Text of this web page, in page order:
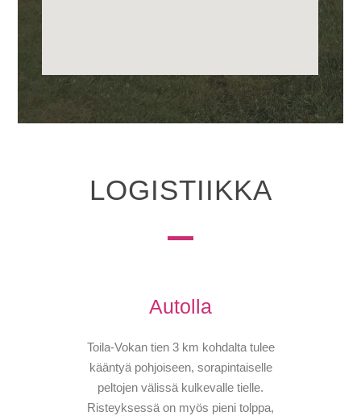
LOGISTIIKKA
Autolla
Toila-Vokan tien 3 km kohdalta tulee
kääntyä pohjoiseen, sorapintaiselle
peltojen välissä kulkevalle tielle.
Risteyksessä on myös pieni tolppa,